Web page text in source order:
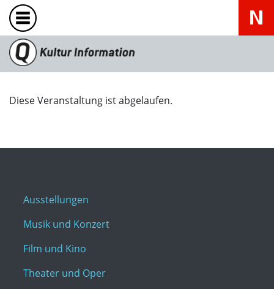
Diese Veranstaltung ist abgelaufen.
Ausstellungen
Musik und Konzert
Film und Kino
Theater und Oper